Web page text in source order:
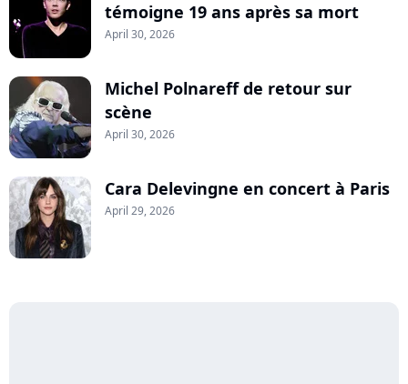
témoigne 19 ans après sa mort
April 30, 2026
Michel Polnareff de retour sur
scène
April 30, 2026
Cara Delevingne en concert à Paris
April 29, 2026